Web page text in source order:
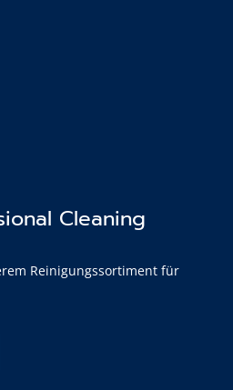
Cleaning
Reinigungssortiment für